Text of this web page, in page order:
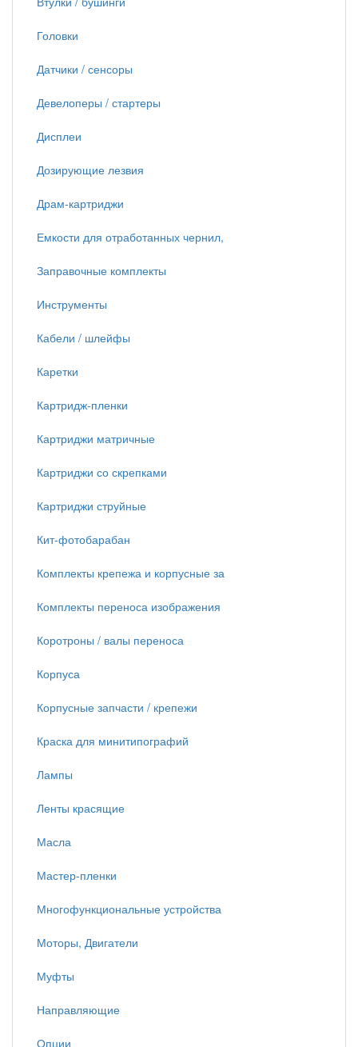
Головки
Датчики / сенсоры
Девелоперы / стартеры
Дисплеи
Дозирующие лезвия
Драм-картриджи
Емкости для отработанных чернил,
Заправочные комплекты
Инструменты
Кабели / шлейфы
Каретки
Картридж-пленки
Картриджи матричные
Картриджи со скрепками
Картриджи струйные
Кит-фотобарабан
Комплекты крепежа и корпусные за
Комплекты переноса изображения
Коротроны / валы переноса
Корпуса
Корпусные запчасти / крепежи
Краска для минитипографий
Лампы
Ленты красящие
Масла
Мастер-пленки
Многофункциональные устройства
Моторы, Двигатели
Муфты
Направляющие
Опции